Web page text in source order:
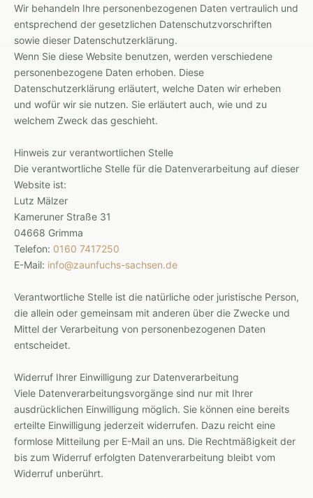
Wir behandeln Ihre personenbezogenen Daten vertraulich und
entsprechend der gesetzlichen Datenschutzvorschriften
sowie dieser Datenschutzerklärung.
Wenn Sie diese Website benutzen, werden verschiedene
personenbezogene Daten erhoben. Diese
Datenschutzerklärung erläutert, welche Daten wir erheben
und wofür wir sie nutzen. Sie erläutert auch, wie und zu
welchem Zweck das geschieht.
Hinweis zur verantwortlichen Stelle
Die verantwortliche Stelle für die Datenverarbeitung auf dieser
Website ist:
Lutz Mälzer
Kameruner Straße 31
04668 Grimma
Telefon: 0160 7417250
E-Mail: info@zaunfuchs-sachsen.de
Verantwortliche Stelle ist die natürliche oder juristische Person,
die allein oder gemeinsam mit anderen über die Zwecke und
Mittel der Verarbeitung von personenbezogenen Daten
entscheidet.
Widerruf Ihrer Einwilligung zur Datenverarbeitung
Viele Datenverarbeitungsvorgänge sind nur mit Ihrer
ausdrücklichen Einwilligung möglich. Sie können eine bereits
erteilte Einwilligung jederzeit widerrufen. Dazu reicht eine
formlose Mitteilung per E-Mail an uns. Die Rechtmäßigkeit der
bis zum Widerruf erfolgten Datenverarbeitung bleibt vom
Widerruf unberührt.